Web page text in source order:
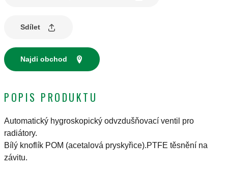
Sdílet
Najdi obchod
POPIS PRODUKTU
Automatický hygroskopický odvzdušňovací ventil pro
radiátory.
Bílý knoflík POM (acetalová pryskyřice).PTFE těsnění na
závitu.